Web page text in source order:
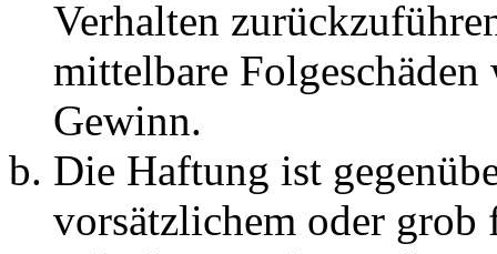
Verhalten
mittelbare Folgeschäden
Gewinn.
Die Haftung ist
vorsätzlichem oder grob